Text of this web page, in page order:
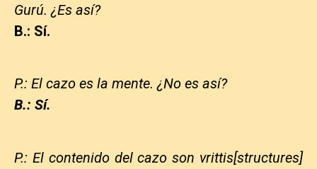
Gurú. ¿Es así?
B.: Sí.
P.: El cazo es la mente. ¿No es así?
B.: Sí.
P.: El contenido del cazo son vrittis[structures]